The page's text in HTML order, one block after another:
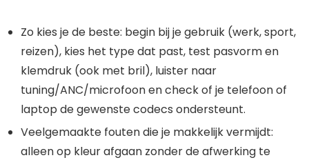
Zo kies je de beste: begin bij je gebruik (werk, sport,
reizen), kies het type dat past, test pasvorm en
klemdruk (ook met bril), luister naar
tuning/ANC/microfoon en check of je telefoon of
laptop de gewenste codecs ondersteunt.
Veelgemaakte fouten die je makkelijk vermijdt:
alleen op kleur afgaan zonder de afwerking te